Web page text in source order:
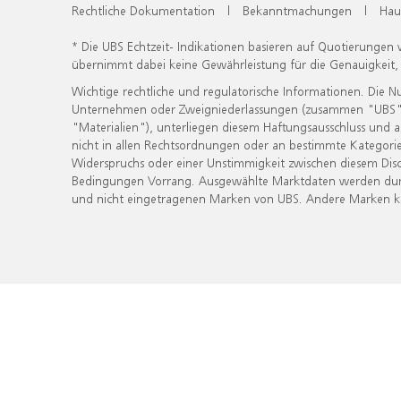
Rechtliche Dokumentation | Bekanntmachungen |
* Die UBS Echtzeit- Indikationen basieren auf
übernimmt dabei keine Gewährleistung für die
Wichtige rechtliche und regulatorische Informationen. Die
Unternehmen oder Zweigniederlassungen (zusammen
"Materialien"), unterliegen diesem Haftungsausschluss
nicht in allen Rechtsordnungen oder an bestimmte
Widerspruchs oder einer Unstimmigkeit zwischen diesem
Bedingungen Vorrang. Ausgewählte Marktdaten werden
und nicht eingetragenen Marken von UBS. Andere Marken